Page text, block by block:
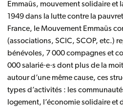
Emmaüs, mouvement solidaire et
1949 dans la lutte contre la
France, le Mouvement Emmaüs
(associations, SCIC, SCOP, etc.)
bénévoles, 7 000 compagnes et
000 salarié·e·s dont plus de la
autour d’une même cause, ces
types d’activités : les
logement, l’économie solidaire et